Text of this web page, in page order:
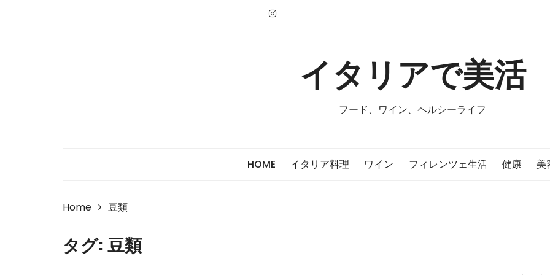
イタリアで美活
フード、ワイン、ヘルシーライフ
HOME イタリア料理 ワイン フィレンツェ生活 健康 美
Home 豆類
タグ:豆類